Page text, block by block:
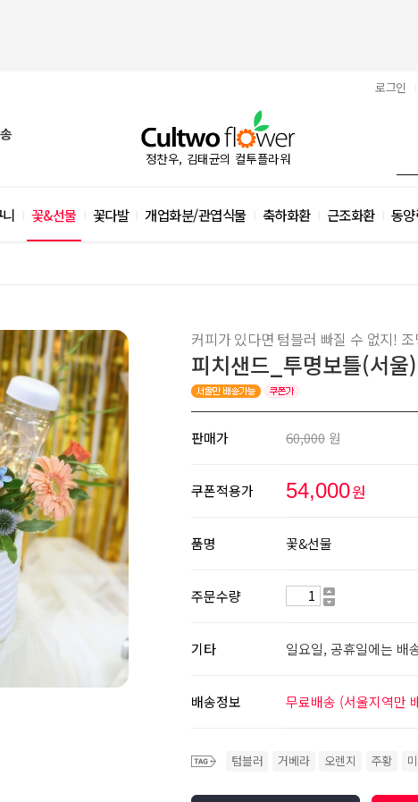
로그인
정찬우, 김태균의 컬투플라워
꽃&선물 꽃다발 개업화분/관엽식물 축하화환 근조화환 동
커피가 있다면 텀블러 빠질 수 없지!
피치샌드_투명보틀(서울)
판매가 60,000 원
쿠폰적용가 54,000원
품명 꽃&선물
주문수량
기타 일요일, 공휴일에는 배
배송정보 무료배송 (서울지역만
텀블러 거베라 오렌지 주황